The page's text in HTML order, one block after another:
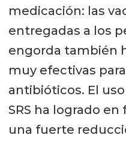
medicación: las
entregadas a los
engorda también
muy efectivas
antibióticos. El
SRS ha logrado
una fuerte